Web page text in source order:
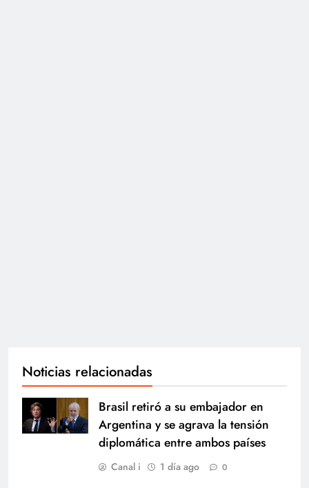
Noticias relacionadas
Brasil retiró a su embajador en
Argentina y se agrava la tensión
diplomática entre ambos países
Canal i 1 día ago 0